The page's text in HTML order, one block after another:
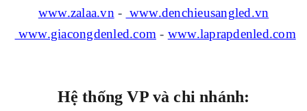
www.zalaa.vn - www.denchieusangled.vn
www.giacongdenled.com - www.laprapdenled.com
Hệ thống VP và chi nhánh: